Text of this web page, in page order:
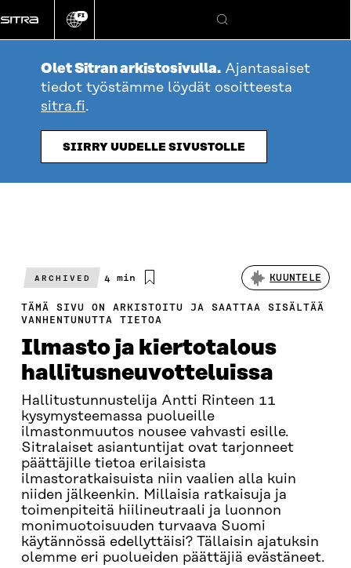
suoraan
sisältöön
Vaihda
kieli
FI
Hae
Olet Sitran arkistosivulla. Ajantasaiset
tiedot työstämme löydät osoitteesta
sitra.fi.
SIIRRY UUDELLE SIVUSTOLLE
ARCHIVED
Arvioitu
4 min KUUNTELE
TÄMÄ SIVU ON ARKISTOITU JA SAATTAA SISÄLTÄÄ
VANHENTUNUTTA TIETOA
Ilmasto ja kiertotalous
hallitus­neuvotteluissa
Hallitustunnustelija Antti Rinteen 11
kysymysteemassa puolueille
ilmastonmuutos nousee vahvasti esille.
Sitralaiset asiantuntijat ovat tarjonneet
päättäjille tietoa erilaisista
ilmastoratkaisuista niin vaalien alla kuin
niiden jälkeenkin. Millaisia ratkaisuja ja
toimenpiteitä hiilineutraali ja luonnon
monimuotoisuuden turvaava Suomi
käytännössä edellyttäisi? Tällaisin ajatuksin
olemme eri puolueiden päättäjiä evästäneet.